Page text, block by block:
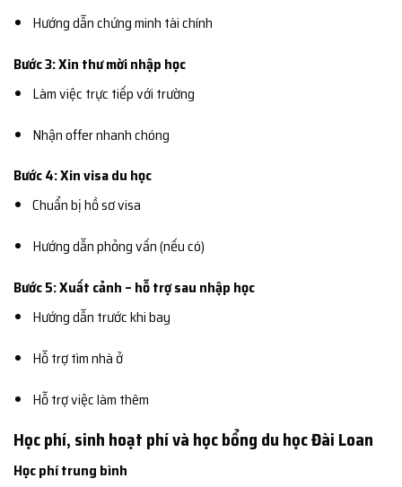
Hướng dẫn chứng minh tài chính
Bước 3: Xin thư mời nhập học
Làm việc trực tiếp với trường
Nhận offer nhanh chóng
Bước 4: Xin visa du học
Chuẩn bị hồ sơ visa
Hướng dẫn phỏng vấn (nếu có)
Bước 5: Xuất cảnh – hỗ trợ sau nhập học
Hướng dẫn trước khi bay
Hỗ trợ tìm nhà ở
Hỗ trợ việc làm thêm
Học phí, sinh hoạt phí và học bổng du học Đài Loan
Học phí trung bình